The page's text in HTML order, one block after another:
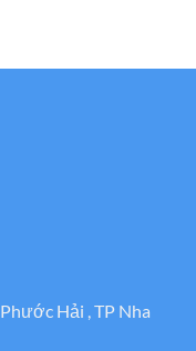
Hải , TP Nha